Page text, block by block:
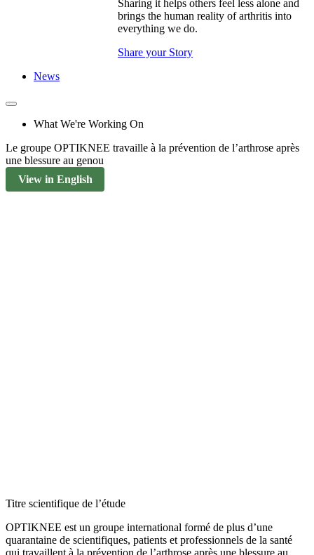
Sharing it helps others feel less alone and
brings the human reality of arthritis into
everything we do.
Share your Story
News
What We're Working On
Le groupe OPTIKNEE travaille à la prévention de l’arthrose après
une blessure au genou
View in English
Titre scientifique de l’étude
OPTIKNEE est un groupe international formé de plus d’une
quarantaine de scientifiques, patients et professionnels de la santé
qui travaillent à la prévention de l’arthrose après une blessure au